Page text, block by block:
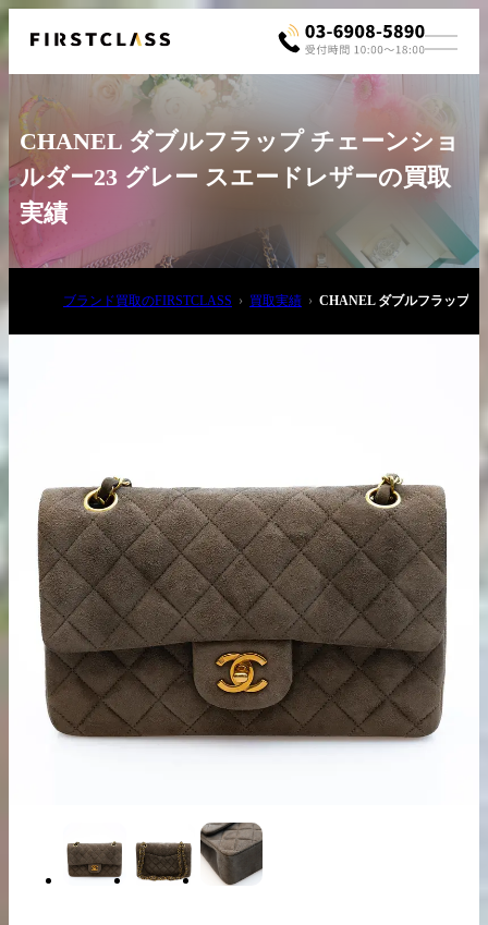
03-6908-5890
出張買取の
お申込み
宅配買取の
お申込み
LINE査定
CHANEL ダブルフラップ チェーンショ
ルダー23 グレー スエードレザーの買取
実績
ブランド買取のFIRSTCLASS 買取実績 CHANEL ダブルフラップ